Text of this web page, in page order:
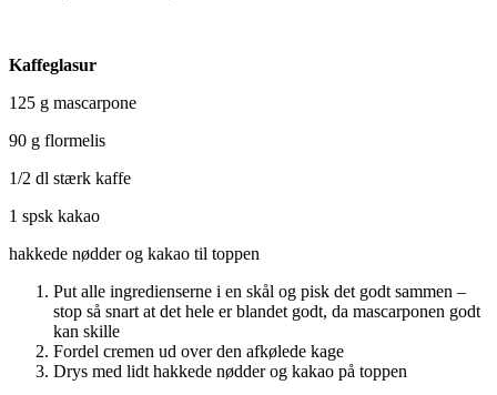
Kaffeglasur
125 g mascarpone
90 g flormelis
1/2 dl stærk kaffe
1 spsk kakao
hakkede nødder og kakao til toppen
Put alle ingredienserne i en skål og pisk det godt sammen –
stop så snart at det hele er blandet godt, da mascarponen godt
kan skille
Fordel cremen ud over den afkølede kage
Drys med lidt hakkede nødder og kakao på toppen